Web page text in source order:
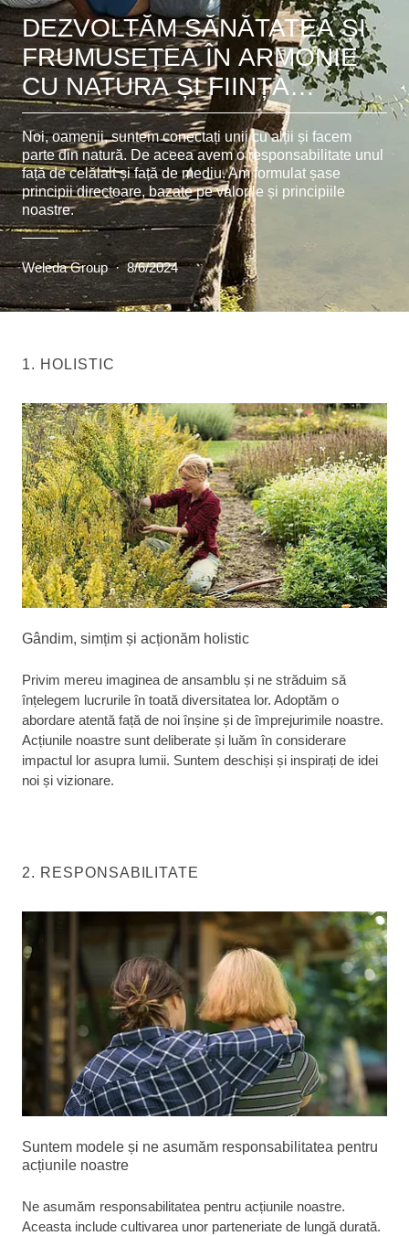
DEZVOLTĂM SĂNĂTATEA ȘI
FRUMUSEȚEA ÎN ARMONIE
CU NATURA ȘI FIINȚA
UMANĂ
Noi, oamenii, suntem conectați unii cu alții și facem
parte din natură. De aceea avem o responsabilitate unul
față de celălalt și față de mediu. Am formulat șase
principii directoare, bazate pe valorile și principiile
noastre.
Weleda Group · 8/6/2024
1. HOLISTIC
Gândim, simțim și acționăm holistic
Privim mereu imaginea de ansamblu și ne străduim să
înțelegem lucrurile în toată diversitatea lor. Adoptăm o
abordare atentă față de noi înșine și de împrejurimile noastre.
Acțiunile noastre sunt deliberate și luăm în considerare
impactul lor asupra lumii. Suntem deschiși și inspirați de idei
noi și vizionare.
2. RESPONSABILITATE
Suntem modele și ne asumăm responsabilitatea pentru
acțiunile noastre
Ne asumăm responsabilitatea pentru acțiunile noastre.
Aceasta include cultivarea unor parteneriate de lungă durată.